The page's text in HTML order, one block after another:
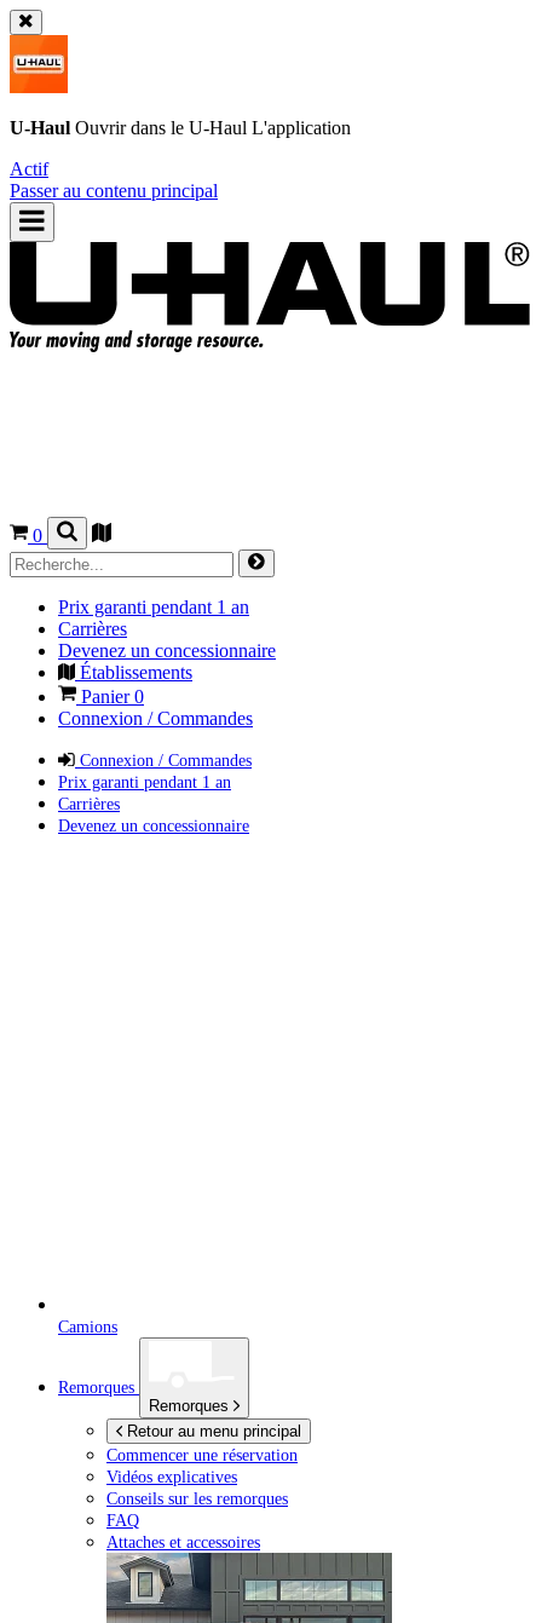
U-Haul Ouvrir dans le U-Haul L'application
Actif
Passer au contenu principal
0
Prix garanti pendant 1 an
Carrières
Devenez un concessionnaire
Établissements
Panier0
Connexion / Commandes
Connexion / Commandes
Prix garanti pendant 1 an
Carrières
Devenez un concessionnaire
Camions
Remorques
Remorques
Retour au menu principal
Commencer une réservation
Vidéos explicatives
Conseils sur les remorques
FAQ
Attaches et accessoires